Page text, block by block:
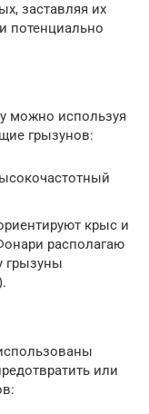
заставляя их
потенциально
можно используя
грызунов:
крыс и
располагаю
грызуны
или